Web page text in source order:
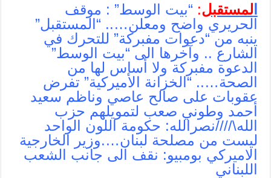
لمستقبل: “بيت الوسط” : موقف
الحريري واضح ومعلن….. “المستقبل”
ينبه من “دعوات مفبركة” للتحرك في
الشارع .. وآخرها الى “بيت الوسط”
الدعوة مفبركة ولا أساس لها من
الصحة….. “الخزانة الأميركية” تفرض
عقوبات على صالح عاصي وناظم سعيد
أحمد وطوني صعب لتمويلهم حزب
الله\////نصرالله: حكومة اللون الواحد
ليست من مصلحة لبنان….وزير الخارجية
الاميركي بومبيو: نقف الى جانب الشعب
اللبناني